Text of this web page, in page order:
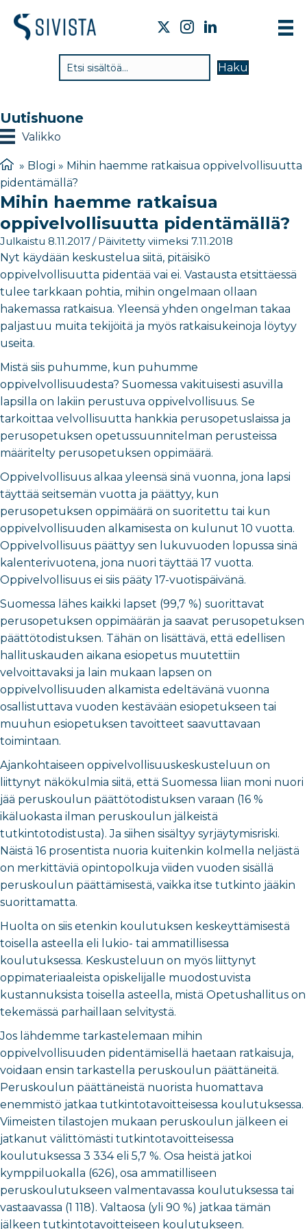
Haku
Uutishuone
Valikko
» Blogi » Mihin haemme ratkaisua oppivelvollisuutta
pidentämällä?
Mihin haemme ratkaisua
oppivelvollisuutta pidentämällä?
Julkaistu 8.11.2017/ Päivitetty viimeksi 7.11.2018
Nyt käydään keskustelua siitä, pitäisikö
oppivelvollisuutta pidentää vai ei. Vastausta etsittäessä
tulee tarkkaan pohtia, mihin ongelmaan ollaan
hakemassa ratkaisua. Yleensä yhden ongelman takaa
paljastuu muita tekijöitä ja myös ratkaisukeinoja löytyy
useita.
Mistä siis puhumme, kun puhumme
oppivelvollisuudesta? Suomessa vakituisesti asuvilla
lapsilla on lakiin perustuva oppivelvollisuus. Se
tarkoittaa velvollisuutta hankkia perusopetuslaissa ja
perusopetuksen opetussuunnitelman perusteissa
määritelty perusopetuksen oppimäärä.
Oppivelvollisuus alkaa yleensä sinä vuonna, jona lapsi
täyttää seitsemän vuotta ja päättyy, kun
perusopetuksen oppimäärä on suoritettu tai kun
oppivelvollisuuden alkamisesta on kulunut 10 vuotta.
Oppivelvollisuus päättyy sen lukuvuoden lopussa sinä
kalenterivuotena, jona nuori täyttää 17 vuotta.
Oppivelvollisuus ei siis pääty 17-vuotispäivänä.
Suomessa lähes kaikki lapset (99,7 %) suorittavat
perusopetuksen oppimäärän ja saavat perusopetuksen
päättötodistuksen. Tähän on lisättävä, että edellisen
hallituskauden aikana esiopetus muutettiin
velvoittavaksi ja lain mukaan lapsen on
oppivelvollisuuden alkamista edeltävänä vuonna
osallistuttava vuoden kestävään esiopetukseen tai
muuhun esiopetuksen tavoitteet saavuttavaan
toimintaan.
Ajankohtaiseen oppivelvollisuuskeskusteluun on
liittynyt näkökulmia siitä, että Suomessa liian moni nuori
jää peruskoulun päättötodistuksen varaan (16 %
ikäluokasta ilman peruskoulun jälkeistä
tutkintotodistusta). Ja siihen sisältyy syrjäytymisriski.
Näistä 16 prosentista nuoria kuitenkin kolmella neljästä
on merkittäviä opintopolkuja viiden vuoden sisällä
peruskoulun päättämisestä, vaikka itse tutkinto jääkin
suorittamatta.
Huolta on siis etenkin koulutuksen keskeyttämisestä
toisella asteella eli lukio- tai ammatillisessa
koulutuksessa. Keskusteluun on myös liittynyt
oppimateriaaleista opiskelijalle muodostuvista
kustannuksista toisella asteella, mistä Opetushallitus on
tekemässä parhaillaan selvitystä.
Jos lähdemme tarkastelemaan mihin
oppivelvollisuuden pidentämisellä haetaan ratkaisuja,
voidaan ensin tarkastella peruskoulun päättäneitä.
Peruskoulun päättäneistä nuorista huomattava
enemmistö jatkaa tutkintotavoitteisessa koulutuksessa.
Viimeisten tilastojen mukaan peruskoulun jälkeen ei
jatkanut välittömästi tutkintotavoitteisessa
koulutuksessa 3 334 eli 5,7 %. Osa heistä jatkoi
kymppiluokalla (626), osa ammatilliseen
peruskoulutukseen valmentavassa koulutuksessa tai
vastaavassa (1 118). Valtaosa (yli 90 %) jatkaa tämän
jälkeen tutkintotavoitteiseen koulutukseen.